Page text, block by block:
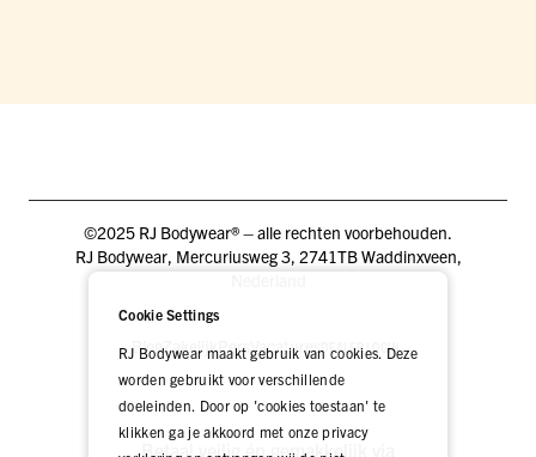
©2025 RJ Bodywear® – alle rechten voorbehouden.
RJ Bodywear, Mercuriusweg 3, 2741TB Waddinxveen,
BlogZakelijkPers VacaturesDEALER LOGIN
Betaal veilig én gemakkelijk via
Cookie Settings
RJ Bodywear maakt gebruik van cookies. Deze
worden gebruikt voor verschillende
doeleinden. Door op 'cookies toestaan' te
klikken ga je akkoord met onze privacy